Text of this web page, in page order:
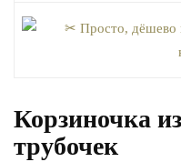
Корзиночка
трубочек